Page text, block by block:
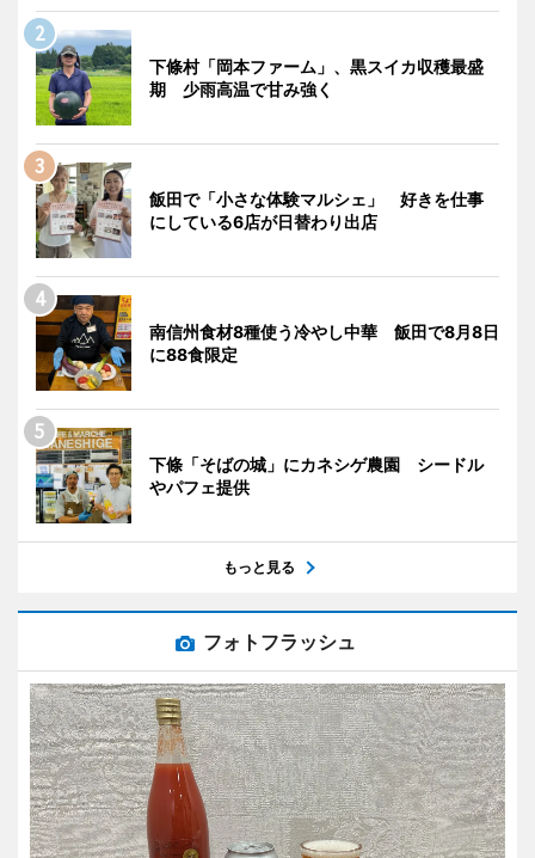
下條村「岡本ファーム」、黒スイカ収穫最盛
期 少雨高温で甘み強く
飯田で「小さな体験マルシェ」 好きを仕事
にしている6店が日替わり出店
南信州食材8種使う冷やし中華 飯田で8月8日
に88食限定
下條「そばの城」にカネシゲ農園 シードル
やパフェ提供
もっと見る
フォトフラッシュ